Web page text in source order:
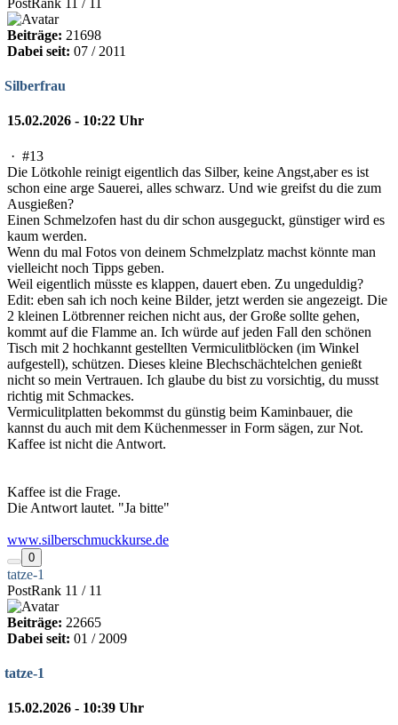
Beiträge: 21698
Dabei seit: 07 / 2011
Silberfrau
15.02.2026 - 10:22 Uhr
· #13
Die Lötkohle reinigt eigentlich das Silber, keine Angst,aber es ist
schon eine arge Sauerei, alles schwarz. Und wie greifst du die zum
Ausgießen?
Einen Schmelzofen hast du dir schon ausgeguckt, günstiger wird es
kaum werden.
Wenn du mal Fotos von deinem Schmelzplatz machst könnte man
vielleicht noch Tipps geben.
Weil eigentlich müsste es klappen, dauert eben. Zu ungeduldig?
Edit: eben sah ich noch keine Bilder, jetzt werden sie angezeigt. Die
2 kleinen Lötbrenner reichen nicht aus, der Große sollte gehen,
kommt auf die Flamme an. Ich würde auf jeden Fall den schönen
Tisch mit 2 hochkannt gestellten Vermiculitblöcken (im Winkel
aufgestell), schützen. Dieses kleine Blechschächtelchen genießt
nicht so mein Vertrauen. Ich glaube du bist zu vorsichtig, du musst
richtig mit Schmackes.
Vermiculitplatten bekommst du günstig beim Kaminbauer, die
kannst du auch mit dem Küchenmesser in Form sägen, zur Not.
Kaffee ist nicht die Antwort.
Kaffee ist die Frage.
Die Antwort lautet. "Ja bitte"
www.silberschmuckkurse.de
0
tatze-1
PostRank 11 / 11
Beiträge: 22665
Dabei seit: 01 / 2009
tatze-1
15.02.2026 - 10:39 Uhr